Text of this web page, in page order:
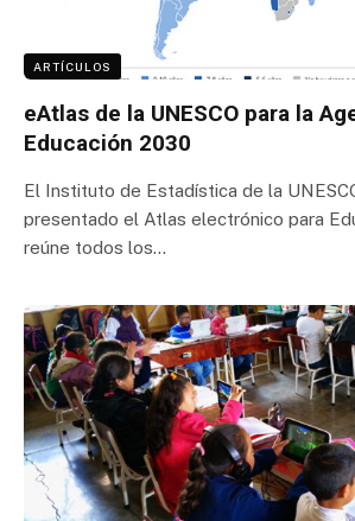
ARTÍCULOS
eAtlas de la UNESCO para la
Educación 2030
El Instituto de Estadística de la
presentado el Atlas electrónico para
reúne todos los…